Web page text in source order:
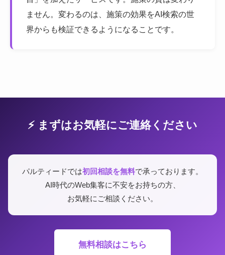
ません。変わるのは、施策の効果をAI検索の世
界からも検証できるようになることです。
⚡ まずはお気軽にご連絡ください
パルティードでは初回相談を無料で承っております。
AI時代のWeb集客に不安をお持ちの方、
お気軽にご相談ください。
無料相談はこちら